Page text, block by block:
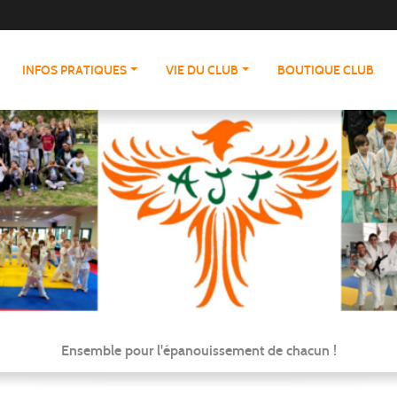
INFOS PRATIQUES VIE DU CLUB BOUTIQUE CLUB
Ensemble pour l'épanouissement de chacun !